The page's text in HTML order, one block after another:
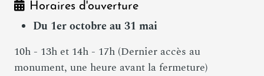
Horaires d'ouverture
Du 1er octobre au 31 mai
10h - 13h et 14h - 17h (Dernier accès au
monument, une heure avant la fermeture)